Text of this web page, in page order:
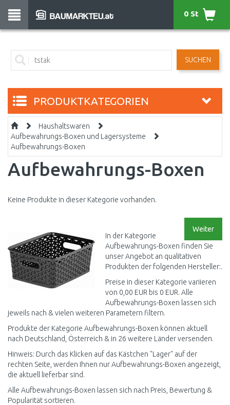
SUCHEN
0 St
PRODUKTKATEGORIEN
Haushaltswaren
Aufbewahrungs-Boxen und Lagersysteme
Aufbewahrungs-Boxen
Aufbewahrungs-Boxen
Keine Produkte in dieser Kategorie vorhanden.
Weiter
In der Kategorie
Aufbewahrungs-Boxen finden Sie
unser Angebot an qualitativen
Produkten der folgenden Hersteller:.
Preise in dieser Kategorie variieren
von 0,00 EUR bis 0 EUR. Alle
Aufbewahrungs-Boxen lassen sich
jeweils nach & vielen weiteren Parametern filtern.
Produkte der Kategorie Aufbewahrungs-Boxen können aktuell
nach Deutschland, Österreich & in 26 weitere Länder versenden.
Hinweis: Durch das Klicken auf das Kästchen "Lager" auf der
rechten Seite, werden Ihnen nur Aufbewahrungs-Boxen angezeigt,
die aktuell lieferbar sind.
Alle Aufbewahrungs-Boxen lassen sich nach Preis, Bewertung &
Popularität sortieren.